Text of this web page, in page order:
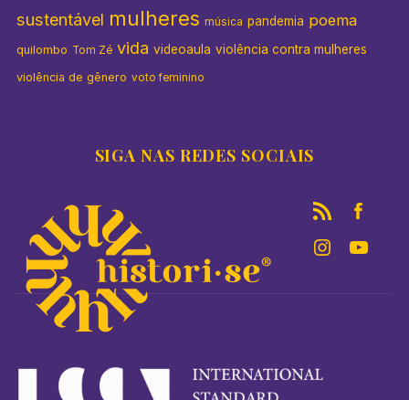
sustentável mulheres música pandemia poema
quilombo Tom Zé vida videoaula violência contra mulheres
violência de gênero voto feminino
SIGA NAS REDES SOCIAIS